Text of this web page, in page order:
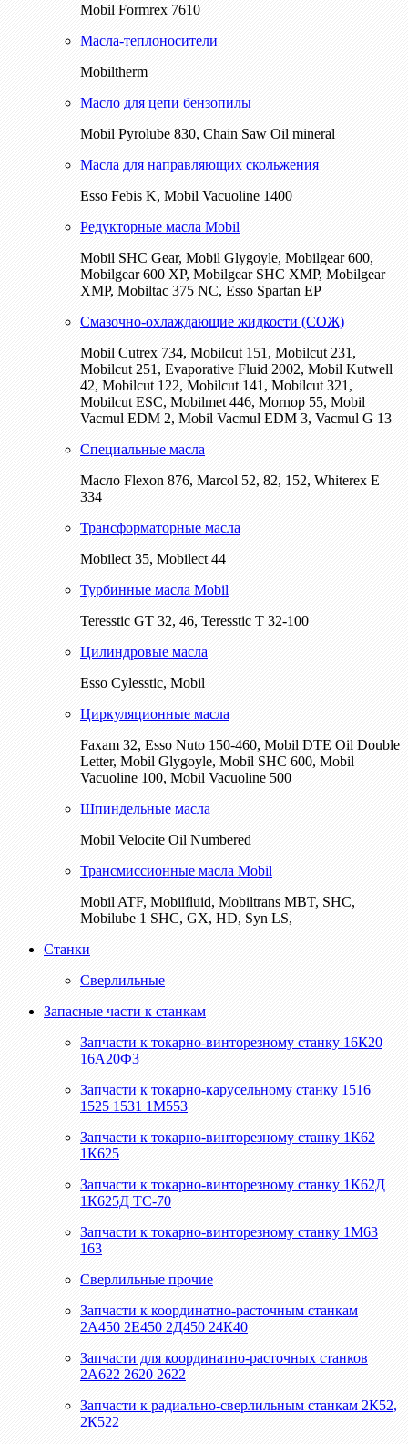
Mobil Formrex 7610
Масла-теплоносители
Mobiltherm
Масло для цепи бензопилы
Mobil Pyrolube 830, Chain Saw Oil mineral
Масла для направляющих скольжения
Esso Febis K, Mobil Vacuoline 1400
Редукторные масла Mobil
Mobil SHC Gear, Mobil Glygoyle, Mobilgear 600,
Mobilgear 600 XP, Mobilgear SHC XMP, Mobilgear
XМP, Mobiltac 375 NC, Esso Spartan EP
Смазочно-охлаждающие жидкости (СОЖ)
Mobil Cutrex 734, Mobilcut 151, Mobilcut 231,
Mobilcut 251, Evaporative Fluid 2002, Mobil Kutwell
42, Mobilcut 122, Mobilcut 141, Mobilcut 321,
Mobilcut ESC, Mobilmet 446, Mornop 55, Mobil
Vacmul EDM 2, Mobil Vacmul EDM 3, Vacmul G 13
Специальные масла
Масло Flexon 876, Marcol 52, 82, 152, Whiterex E
334
Трансформаторные масла
Mobilect 35, Mobilect 44
Турбинные масла Mobil
Teresstic GT 32, 46, Teresstic T 32-100
Цилиндровые масла
Esso Cylesstic, Mobil
Циркуляционные масла
Faxam 32, Esso Nuto 150-460, Mobil DTE Oil Double
Letter, Mobil Glygoyle, Mobil SHC 600, Mobil
Vacuoline 100, Mobil Vacuoline 500
Шпиндельные масла
Mobil Velocite Oil Numbered
Трансмиссионные масла Mobil
Mobil ATF, Mobilfluid, Mobiltrans MBT, SHC,
Mobilube 1 SHC, GX, HD, Syn LS,
Станки
Сверлильные
Запасные части к станкам
Запчасти к токарно-винторезному станку 16К20
16А20Ф3
Запчасти к токарно-карусельному станку 1516
1525 1531 1М553
Запчасти к токарно-винторезному станку 1К62
1К625
Запчасти к токарно-винторезному станку 1К62Д
1К625Д ТС-70
Запчасти к токарно-винторезному станку 1М63
163
Сверлильные прочие
Запчасти к координатно-расточным станкам
2А450 2Е450 2Д450 24К40
Запчасти для координатно-расточных станков
2А622 2620 2622
Запчасти к радиально-сверлильным станкам 2К52,
2К522